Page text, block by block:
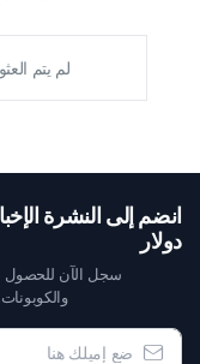
لم يتم
دولار
سجل الآن للحصول